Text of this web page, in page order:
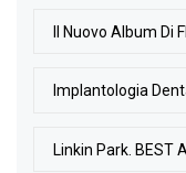
Il Nuovo Album Di
Implantologia
Linkin Park. BEST